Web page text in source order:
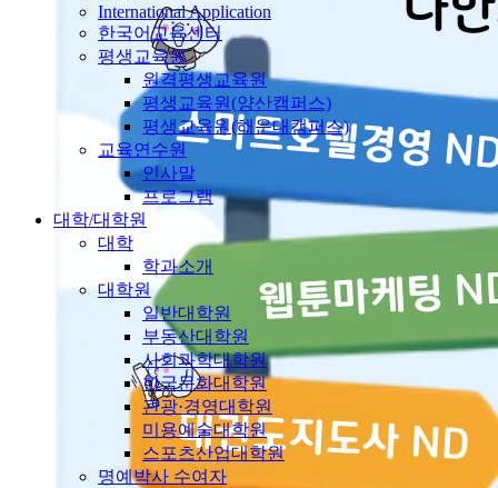
International Application
한국어교육센터
평생교육원
원격평생교육원
평생교육원(양산캠퍼스)
평생교육원(해운대캠퍼스)
교육연수원
인사말
프로그램
대학/대학원
대학
학과소개
대학원
일반대학원
부동산대학원
사회과학대학원
한국문화대학원
관광·경영대학원
미용예술대학원
스포츠산업대학원
명예박사 수여자